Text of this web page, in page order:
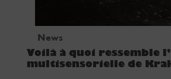
News
Voilà à quoi ressemble
multisensorielle de